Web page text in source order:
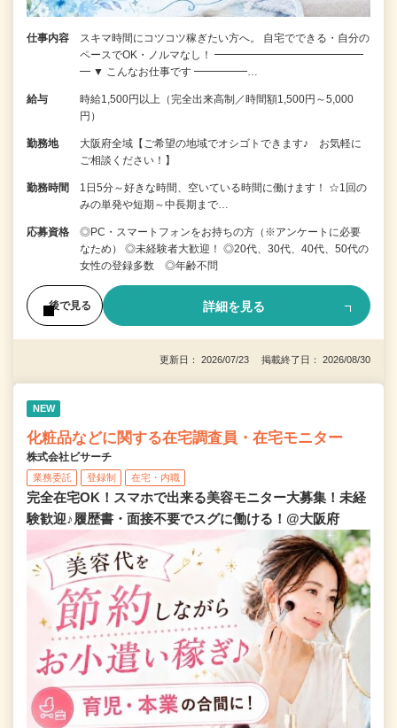
仕事内容
スキマ時間にコツコツ稼ぎたい方へ。 自宅でできる・自分の
ペースでOK・ノルマなし！ ━━━━━━━━━━━━━━
━ ▼ こんなお仕事です ━━━━━…
給与
時給1,500円以上（完全出来高制／時間額1,500円～5,000
円）
勤務地
大阪府全域【ご希望の地域でオシゴトできます♪ お気軽に
ご相談ください！】
勤務時間
1日5分～好きな時間、空いている時間に働けます！ ☆1回の
みの単発や短期～中長期まで…
応募資格
◎PC・スマートフォンをお持ちの方（※アンケートに必要
なため） ◎未経験者大歓迎！ ◎20代、30代、40代、50代の
女性の登録多数 ◎年齢不問
後で見る 詳細を見る
更新日： 2026/07/23 掲載終了日： 2026/08/30
NEW
化粧品などに関する在宅調査員・在宅モニター
株式会社ビサーチ
業務委託 登録制 在宅・内職
完全在宅OK！スマホで出来る美容モニター大募集！未経
験歓迎♪履歴書・面接不要でスグに働ける！@大阪府